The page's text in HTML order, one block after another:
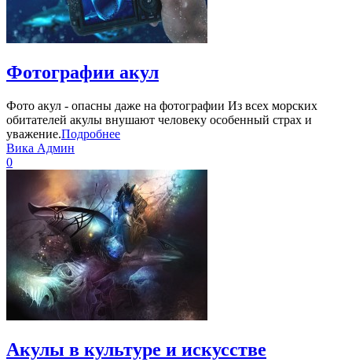
Фотографии акул
Фото акул - опасны даже на фотографии Из всех морских
обитателей акулы внушают человеку особенный страх и
уважение.Подробнее
Вика Админ
0
Акулы в культуре и искусстве